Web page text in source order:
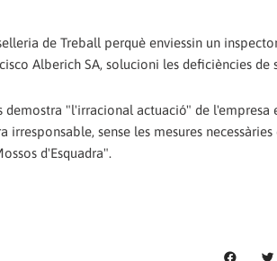
de Treball perquè enviessin un
Alberich SA, solucioni les deficiències de
demostra "l'irracional actuació" de
sense les mesures
d'Esquadra".